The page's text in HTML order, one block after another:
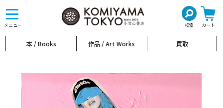
メニュー 検索 カート
toggle
navigation
本 / Books 作品 / Art Works 買取